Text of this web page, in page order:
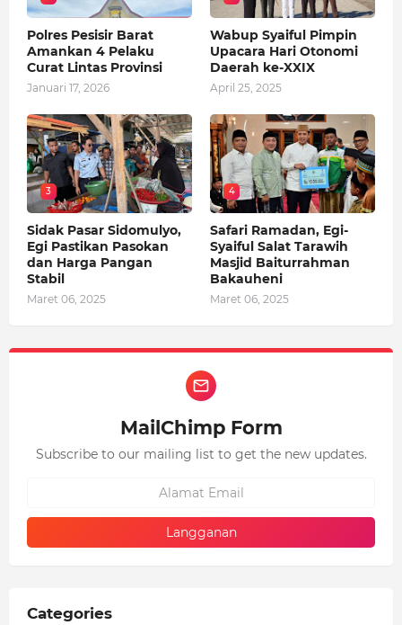
Polres Pesisir Barat
Amankan 4 Pelaku
Curat Lintas Provinsi
Januari 17, 2026
Wabup Syaiful Pimpin
Upacara Hari Otonomi
Daerah ke-XXIX
April 25, 2025
3
Sidak Pasar Sidomulyo,
Egi Pastikan Pasokan
dan Harga Pangan
Stabil
Maret 06, 2025
4
Safari Ramadan, Egi-
Syaiful Salat Tarawih
Masjid Baiturrahman
Bakauheni
Maret 06, 2025
MailChimp Form
Subscribe to our mailing list to get the new updates.
Categories